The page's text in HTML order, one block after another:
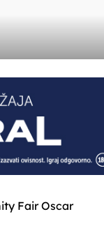
Fair Oscar